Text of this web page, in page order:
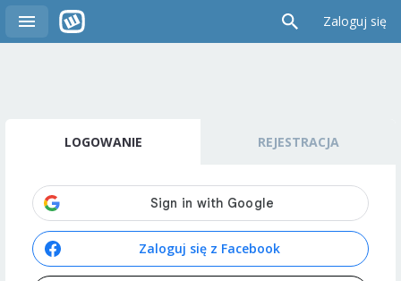
Zaloguj się
LOGOWANIE REJESTRACJA
Zaloguj się z Facebook